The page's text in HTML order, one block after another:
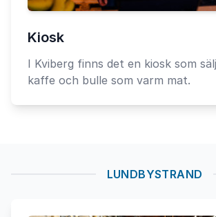
Kiosk
I Kviberg finns det en kiosk som
kaffe och bulle som varm mat.
LUNDBYSTRAND